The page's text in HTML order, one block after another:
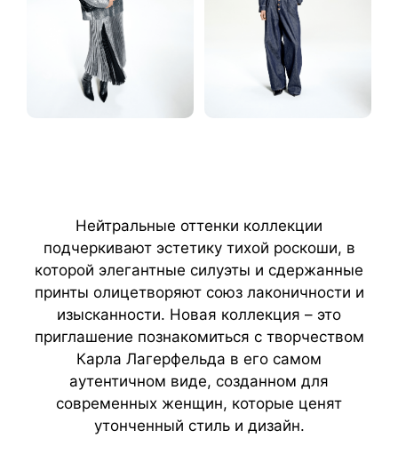
Нейтральные оттенки коллекции
подчеркивают эстетику тихой роскоши, в
которой элегантные силуэты и сдержанные
принты олицетворяют союз лаконичности и
изысканности. Новая коллекция – это
приглашение познакомиться с творчеством
Карла Лагерфельда в его самом
аутентичном виде, созданном для
современных женщин, которые ценят
утонченный стиль и дизайн.